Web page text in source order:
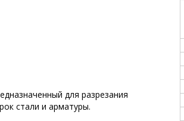
для разрезания
стали и арматуры.